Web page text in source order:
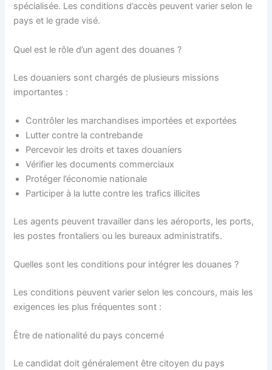
spécialisée. Les conditions d’accès peuvent varier selon le
pays et le grade visé.
Quel est le rôle d’un agent des douanes ?
Les douaniers sont chargés de plusieurs missions
importantes :
Contrôler les marchandises importées et exportées
Lutter contre la contrebande
Percevoir les droits et taxes douaniers
Vérifier les documents commerciaux
Protéger l’économie nationale
Participer à la lutte contre les trafics illicites
Les agents peuvent travailler dans les aéroports, les ports,
les postes frontaliers ou les bureaux administratifs.
Quelles sont les conditions pour intégrer les douanes ?
Les conditions peuvent varier selon les concours, mais les
exigences les plus fréquentes sont :
Être de nationalité du pays concerné
Le candidat doit généralement être citoyen du pays